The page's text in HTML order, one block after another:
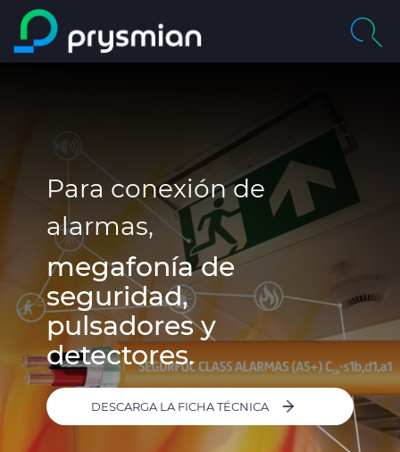
Saltar al contenido
principal
Centro de Productos
Catálogos Online
Certificados de Calidad
Proyectos
Sostenibilidad
Media
Para conexión de
alarmas,
megafonía de
seguridad,
pulsadores y
detectores.
DESCARGA LA FICHA TÉCNICA